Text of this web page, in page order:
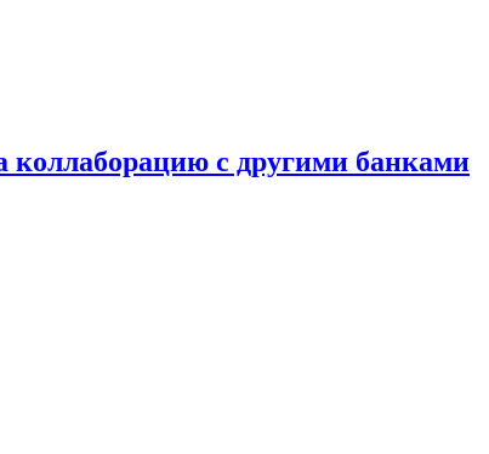
коллаборацию с другими банками